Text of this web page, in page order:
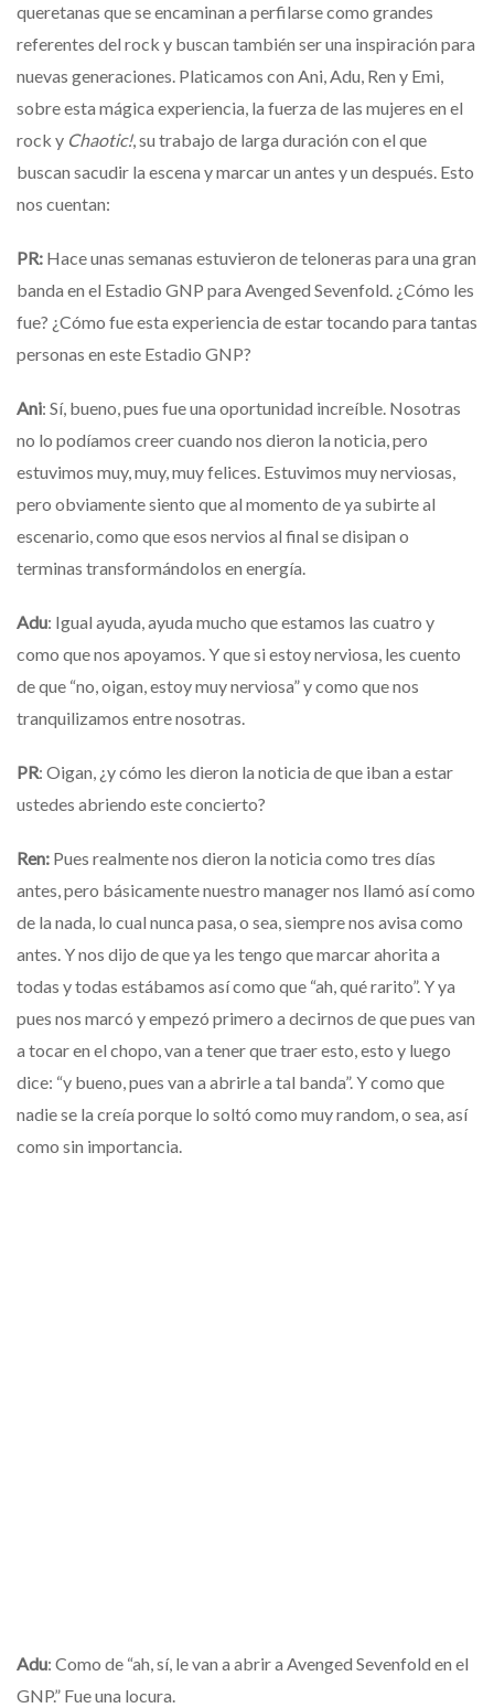
queretanas que se encaminan a perfilarse como grandes
referentes del rock y buscan también ser una inspiración para
nuevas generaciones. Platicamos con Ani, Adu, Ren y Emi,
sobre esta mágica experiencia, la fuerza de las mujeres en el
rock y Chaotic!, su trabajo de larga duración con el que
buscan sacudir la escena y marcar un antes y un después. Esto
nos cuentan:
PR: Hace unas semanas estuvieron de teloneras para una gran
banda en el Estadio GNP para Avenged Sevenfold. ¿Cómo les
fue? ¿Cómo fue esta experiencia de estar tocando para tantas
personas en este Estadio GNP?
Ani: Sí, bueno, pues fue una oportunidad increíble. Nosotras
no lo podíamos creer cuando nos dieron la noticia, pero
estuvimos muy, muy, muy felices. Estuvimos muy nerviosas,
pero obviamente siento que al momento de ya subirte al
escenario, como que esos nervios al final se disipan o
terminas transformándolos en energía.
Adu: Igual ayuda, ayuda mucho que estamos las cuatro y
como que nos apoyamos. Y que si estoy nerviosa, les cuento
de que “no, oigan, estoy muy nerviosa” y como que nos
tranquilizamos entre nosotras.
PR: Oigan, ¿y cómo les dieron la noticia de que iban a estar
ustedes abriendo este concierto?
Ren: Pues realmente nos dieron la noticia como tres días
antes, pero básicamente nuestro manager nos llamó así como
de la nada, lo cual nunca pasa, o sea, siempre nos avisa como
antes. Y nos dijo de que ya les tengo que marcar ahorita a
todas y todas estábamos así como que “ah, qué rarito”. Y ya
pues nos marcó y empezó primero a decirnos de que pues van
a tocar en el chopo, van a tener que traer esto, esto y luego
dice: “y bueno, pues van a abrirle a tal banda”.Y como que
nadie se la creía porque lo soltó como muy random, o sea, así
como sin importancia.
Adu: Como de “ah, sí, le van a abrir a Avenged Sevenfold en el
GNP.” Fue una locura.